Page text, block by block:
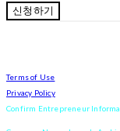
신청하기
Terms of Use
Privacy Policy
Confirm Entrepreneur